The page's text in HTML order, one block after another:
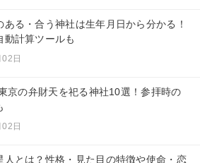
ある・合う神社は生年月日から分かる！
動計算ツールも
日
京の弁財天を祀る神社10選！参拝時の
日
人とは？性格・見た目の特徴や使命・恋